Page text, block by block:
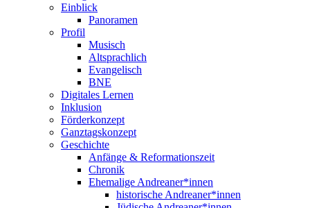
Einblick
Panoramen
Profil
Musisch
Altsprachlich
Evangelisch
BNE
Digitales Lernen
Inklusion
Förderkonzept
Ganztagskonzept
Geschichte
Anfänge & Reformationszeit
Chronik
Ehemalige Andreaner*innen
historische Andreaner*innen